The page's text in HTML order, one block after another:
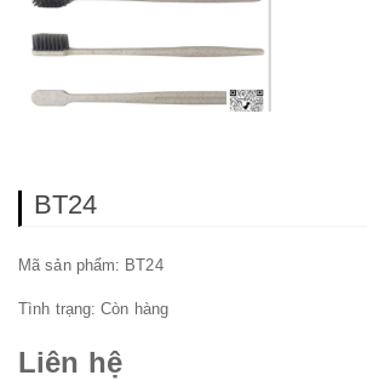
BT24
Mã sản phẩm: BT24
Tình trạng:Còn hàng
Liên hệ